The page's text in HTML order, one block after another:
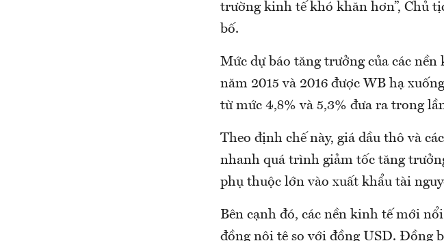
trường kinh tế khó khăn hơn”, Chủ
bố.
Mức dự báo tăng trưởng của các
năm 2015 và 2016 được WB hạ
từ mức 4,8% và 5,3% đưa ra trong
Theo định chế này, giá dầu thô và
nhanh quá trình giảm tốc tăng
phụ thuộc lớn vào xuất khẩu tài
Bên cạnh đó, các nền kinh tế mới
đồng nội tệ so với đồng USD. Đồng